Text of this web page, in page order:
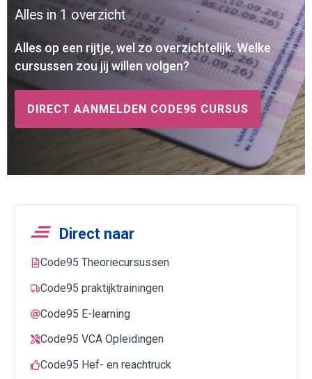
Alles in 1 overzicht
Alles op een rijtje, wel zo overzichtelijk. Welke
cursussen zou jij willen volgen?
DIRECT AANMELDEN CODE95 CURSUS
Direct naar
Code95 Theoriecursussen
Code95 praktijktrainingen
Code95 E-learning
Code95 VCA Opleidingen
Code95 Hef- en reachtruck